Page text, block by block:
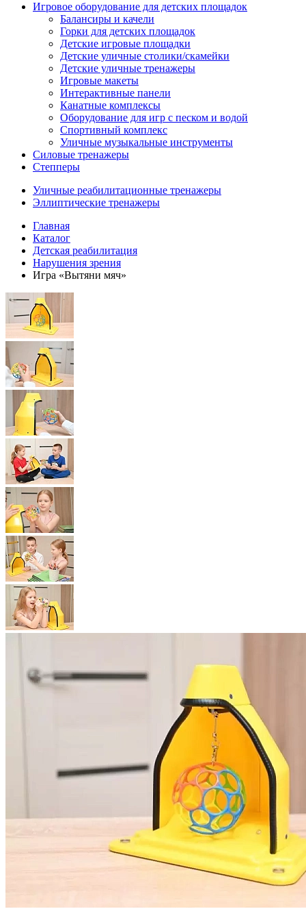
Игровое оборудование для детских площадок
Балансиры и качели
Горки для детских площадок
Детские игровые площадки
Детские уличные столики/скамейки
Детские уличные тренажеры
Игровые макеты
Интерактивные панели
Канатные комплексы
Оборудование для игр с песком и водой
Спортивный комплекс
Уличные музыкальные инструменты
Силовые тренажеры
Степперы
Уличные реабилитационные тренажеры
Эллиптические тренажеры
Главная
Каталог
Детская реабилитация
Нарушения зрения
Игра «Вытяни мяч»